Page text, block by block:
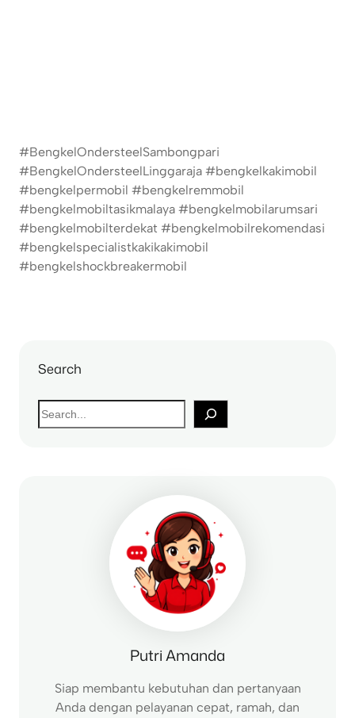
#BengkelOndersteelSambongpari
#BengkelOndersteelLinggaraja #bengkelkakimobil
#bengkelpermobil #bengkelremmobil
#bengkelmobiltasikmalaya #bengkelmobilarumsari
#bengkelmobilterdekat #bengkelmobilrekomendasi
#bengkelspecialistkakikakimobil
#bengkelshockbreakermobil
Search
S
e
Putri Amanda
Siap membantu kebutuhan dan pertanyaan
Anda dengan pelayanan cepat, ramah, dan